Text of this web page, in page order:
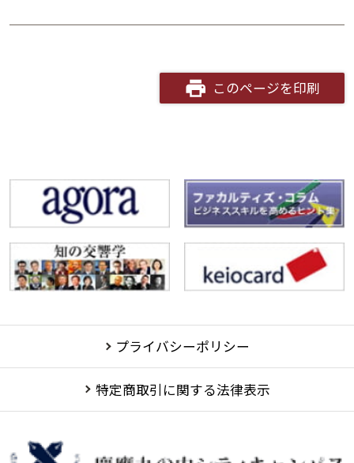
このページを印刷
プライバシーポリシー
特定商取引に関する法律表示